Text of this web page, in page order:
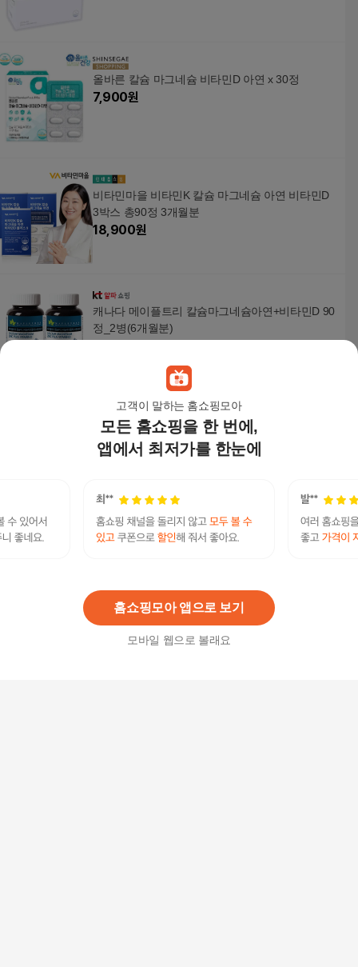
고객이 말하는 홈쇼핑모아
모든 홈쇼핑을 한 번에,
앱에서 최저가를 한눈에
홈쇼핑모아 앱으로 보기
모바일 웹으로 볼래요
올바른 칼슘 마그네슘 비타민D 아연 x 30정
7,900원
비타민마을 비타민K 칼슘 마그네슘 아연 비타민D
3박스 총90정 3개월분
18,900원
캐나다 메이플트리 칼슘마그네슘아연+비타민D 90
정_2병(6개월분)
올바른 칼슘 마그네슘 비타민D 아연 x 30정 x 6박
스
24,900 원
GNM자연의품격 [총 6개월분] GNM 칼슘 마그네슘
15%23,720원